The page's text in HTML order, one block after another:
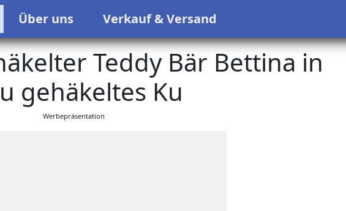
Über uns Verkauf & Versand
Teddy Bär Bettina in
gehäkeltes Ku
Werbepräsentation